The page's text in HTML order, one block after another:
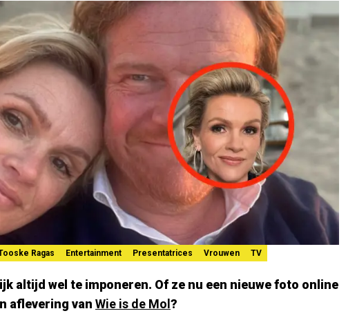
Ragas Entertainment Presentatrices Vrouwen TV
altijd wel te imponeren. Of ze nu een nieuwe foto online
aflevering van Wie is de Mol?